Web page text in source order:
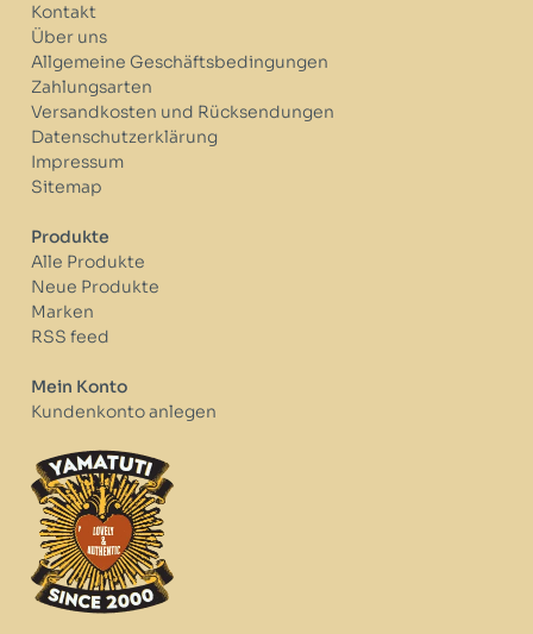
Kontakt
Über uns
Allgemeine Geschäftsbedingungen
Zahlungsarten
Versandkosten und Rücksendungen
Datenschutzerklärung
Impressum
Sitemap
Produkte
Alle Produkte
Neue Produkte
Marken
RSS feed
Mein Konto
Kundenkonto anlegen